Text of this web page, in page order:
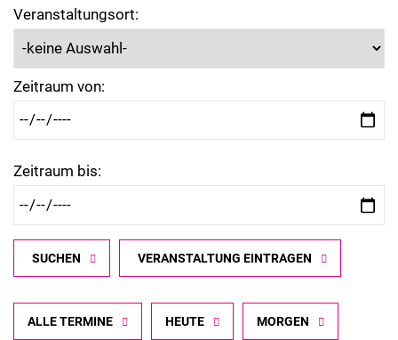
Veranstaltungsort:
Zeitraum von:
Zeitraum bis:
SUCHEN VERANSTALTUNG EINTRAGEN
ALLE TERMINE HEUTE MORGEN